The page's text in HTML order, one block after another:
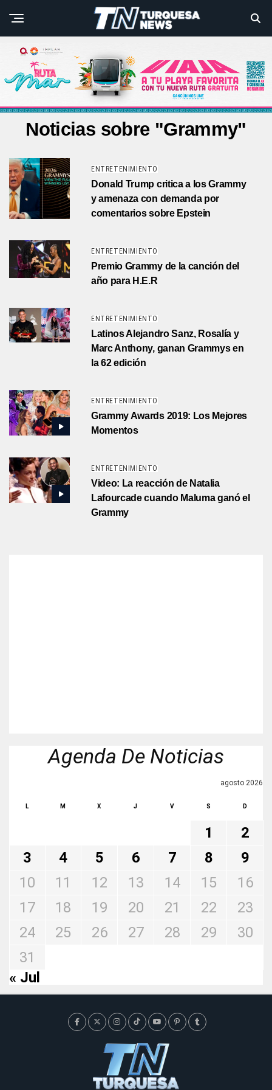
Noticias sobre "Grammy"
ENTRETENIMIENTO
Donald Trump critica a los Grammy
y amenaza con demanda por
comentarios sobre Epstein
ENTRETENIMIENTO
Premio Grammy de la canción del
año para H.E.R
ENTRETENIMIENTO
Latinos Alejandro Sanz, Rosalía y
Marc Anthony, ganan Grammys en
la 62 edición
ENTRETENIMIENTO
Grammy Awards 2019: Los Mejores
Momentos
ENTRETENIMIENTO
Video: La reacción de Natalia
Lafourcade cuando Maluma ganó el
Grammy
Agenda De Noticias
agosto 2026
L M X J V S D
1
2
3
4 5 6 7 8
9
10
11 12 13 14 15
16
17
18 19 20 21 22
23
24
25 26 27 28 29
30
31
« Jul